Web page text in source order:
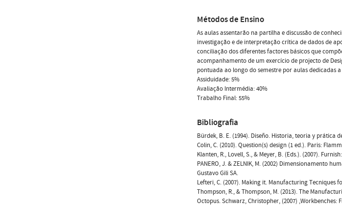
Métodos de Ensino
As aulas assentarão na partilha e discussão de
investigação e de interpretação crítica de dados de
conciliação dos diferentes factores básicos que
acompanhamento de um exercício de projecto de
pontuada ao longo do semestre por aulas dedicadas
Assiduidade: 5%
Avaliação Intermédia: 40%
Trabalho Final: 55%
Bibliografia
Bürdek, B. E. (1994). Diseño. Historia, teoria y prática
Colin, C. (2010). Question(s) design (1 ed.). Paris:
Klanten, R., Lovell, S., & Meyer, B. (Eds.). (2007).
PANERO, J. & ZELNIK, M. (2002) Dimensionamento
Gustavo Gili SA.
Lefteri, C. (2007). Making it. Manufacturing
Thompson, R., & Thompson, M. (2013). The
Octopus. Schwarz, Christopher, (2007)